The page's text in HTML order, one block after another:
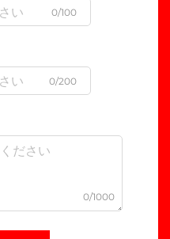
0/100
0/200
0/1000